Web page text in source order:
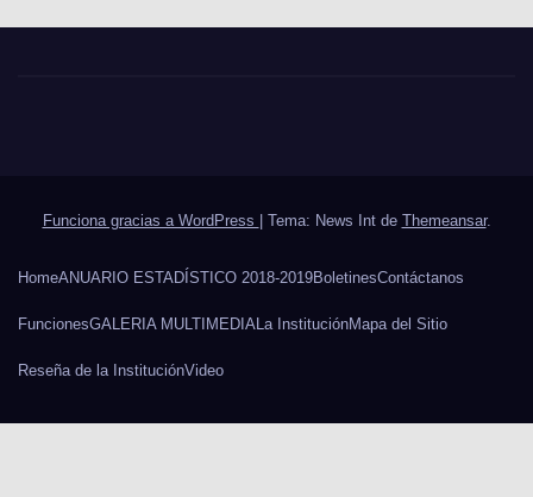
Funciona gracias a WordPress Tema: News Int de Themeansar.
HomeANUARIO ESTADÍSTICO 2018-2019BoletinesContáctanos
FuncionesGALERIA MULTIMEDIALa InstituciónMapa del Sitio
Reseña de la InstituciónVideo